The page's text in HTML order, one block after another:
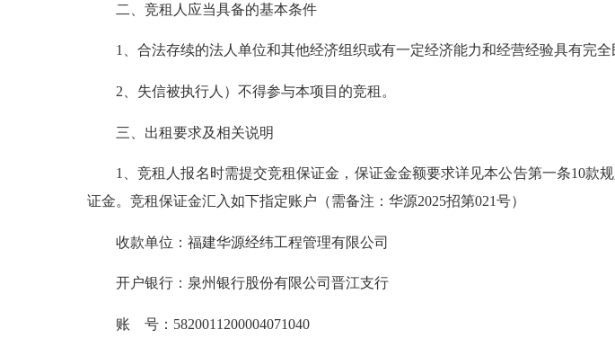
二、竞租人应当具备的基本条件
1、合法存续的法人单位和其他经济组织或有一定经济能力和经营经验具有完全
2、失信被执行人）不得参与本项目的竞租。
三、出租要求及相关说明
1、竞租人报名时需提交竞租保证金，保证金金额要求详见本公告第一条10款
证金。竞租保证金汇入如下指定账户（需备注：华源2025招第021号）
收款单位：福建华源经纬工程管理有限公司
开户银行：泉州银行股份有限公司晋江支行
账 号：5820011200004071040